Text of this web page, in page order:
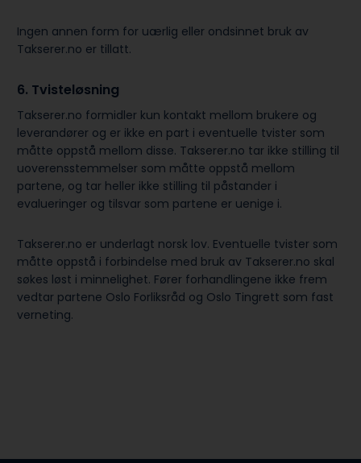
Ingen annen form for uærlig eller ondsinnet bruk av
Takserer.no er tillatt.
6. Tvisteløsning
Takserer.no formidler kun kontakt mellom brukere og
leverandører og er ikke en part i eventuelle tvister som
måtte oppstå mellom disse. Takserer.no tar ikke stilling til
uoverensstemmelser som måtte oppstå mellom
partene, og tar heller ikke stilling til påstander i
evalueringer og tilsvar som partene er uenige i.
Takserer.no er underlagt norsk lov. Eventuelle tvister som
måtte oppstå i forbindelse med bruk av Takserer.no skal
søkes løst i minnelighet. Fører forhandlingene ikke frem
vedtar partene Oslo Forliksråd og Oslo Tingrett som fast
verneting.